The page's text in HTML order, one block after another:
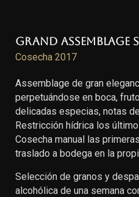
Grand Assemblage
Cosecha 2017
Assemblage de gran
perpetuándose en boca,
delicadas especias, notas
Restricción hídrica los
Cosecha manual las
traslado a bodega en la
Selección de granos y
alcohólica de una semana